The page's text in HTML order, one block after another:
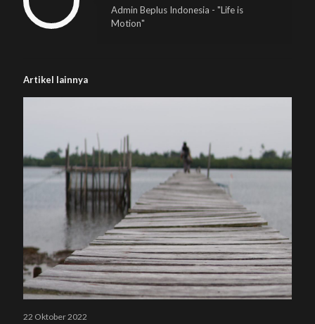
Admin Beplus Indonesia - "Life is
Motion"
Artikel lainnya
22 Oktober 2022